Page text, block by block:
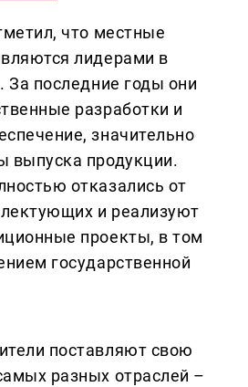
что местные
лидерами в
За последние годы они
разработки и
значительно
выпуска продукции.
отказались от
и реализуют
проекты, в том
государственной
поставляют свою
разных отраслей –